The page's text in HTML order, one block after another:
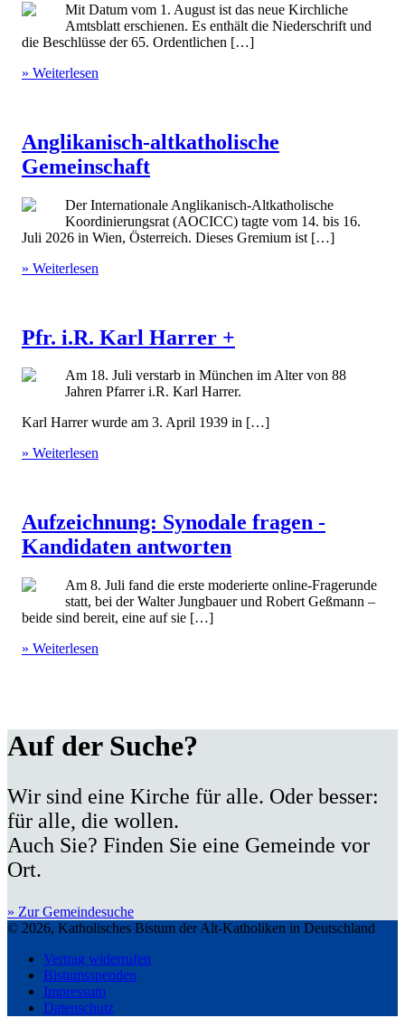
Mit Datum vom 1. August ist das neue Kirchliche
Amtsblatt erschienen. Es enthält die Niederschrift und
die Beschlüsse der 65. Ordentlichen […]
» Weiterlesen
Anglikanisch-altkatholische
Gemeinschaft
Der Internationale Anglikanisch-Altkatholische
Koordinierungsrat (AOCICC) tagte vom 14. bis 16.
Juli 2026 in Wien, Österreich. Dieses Gremium ist […]
» Weiterlesen
Pfr. i.R. Karl Harrer +
Am 18. Juli verstarb in München im Alter von 88
Jahren Pfarrer i.R. Karl Harrer.
Karl Harrer wurde am 3. April 1939 in […]
» Weiterlesen
Aufzeichnung: Synodale fragen -
Kandidaten antworten
Am 8. Juli fand die erste moderierte online-Fragerunde
statt, bei der Walter Jungbauer und Robert Geßmann –
beide sind bereit, eine auf sie […]
» Weiterlesen
Auf der Suche?
Wir sind eine Kirche für alle. Oder besser:
für alle, die wollen.
Auch Sie? Finden Sie eine Gemeinde vor
Ort.
» Zur Gemeindesuche
© 2026, Katholisches Bistum der Alt-Katholiken in Deutschland
Vertrag widerrufen
Bistumsspenden
Impressum
Datenschutz